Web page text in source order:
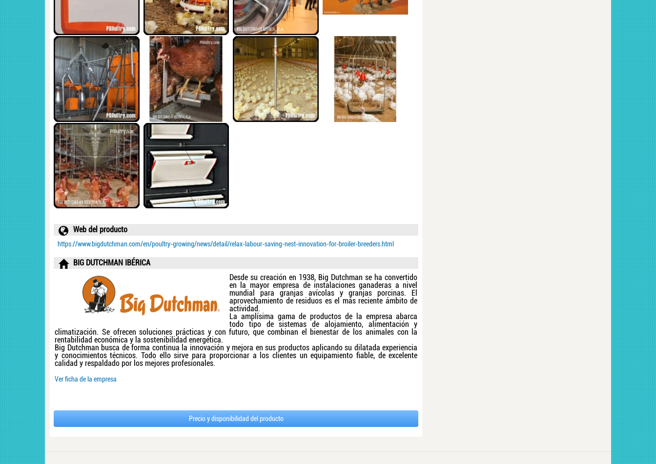
Web del producto
https://www.bigdutchman.com/en/poultry-growing/news/detail/relax-labour-saving-nest-innovation-for-broiler-breeders.html
BIG DUTCHMAN IBÉRICA
Desde su creación en 1938, Big Dutchman se ha convertido
en la mayor empresa de instalaciones ganaderas a nivel
mundial para granjas avícolas y granjas porcinas. El
aprovechamiento de residuos es el más reciente ámbito de
actividad.
La amplísima gama de productos de la empresa abarca
todo tipo de sistemas de alojamiento, alimentación y
climatización. Se ofrecen soluciones prácticas y con futuro, que combinan el bienestar de los animales con la
rentabilidad económica y la sostenibilidad energética.
Big Dutchman busca de forma continua la innovación y mejora en sus productos aplicando su dilatada experiencia
y conocimientos técnicos. Todo ello sirve para proporcionar a los clientes un equipamiento fiable, de excelente
calidad y respaldado por los mejores profesionales.
Ver ficha de la empresa
Precio y disponibilidad del producto